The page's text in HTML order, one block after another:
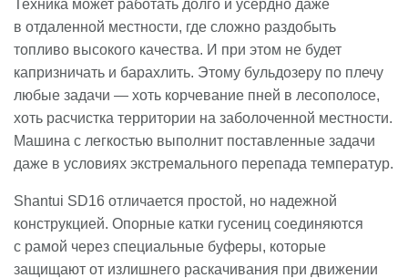
Техника может работать долго и усердно даже
в отдаленной местности, где сложно раздобыть
топливо высокого качества. И при этом не будет
капризничать и барахлить. Этому бульдозеру по плечу
любые задачи — хоть корчевание пней в лесополосе,
хоть расчистка территории на заболоченной местности.
Машина с легкостью выполнит поставленные задачи
даже в условиях экстремального перепада температур.
Shantui SD16 отличается простой, но надежной
конструкцией. Опорные катки гусениц соединяются
с рамой через специальные буферы, которые
защищают от излишнего раскачивания при движении